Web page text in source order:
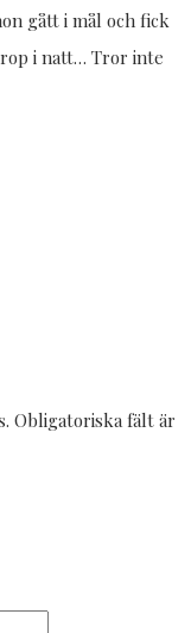
gått i mål och fick
i natt… Tror inte
Obligatoriska fält är